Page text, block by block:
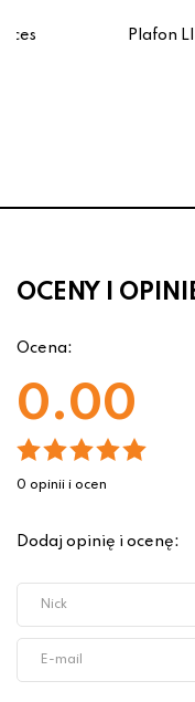
Plafon
OCENY I
Ocena:
0.00
0 opinii i ocen
Dodaj opinię i ocenę: